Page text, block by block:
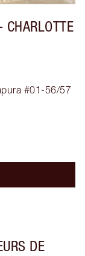
CHARLOTTE
#01-56/57
DE